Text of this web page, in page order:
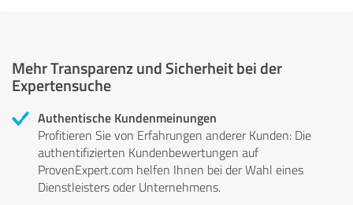
Mehr Transparenz und Sicherheit bei der
Expertensuche
Authentische Kundenmeinungen
Profitieren Sie von Erfahrungen anderer Kunden: Die
authentifizierten Kundenbewertungen auf
ProvenExpert.com helfen Ihnen bei der Wahl eines
Dienstleisters oder Unternehmens.